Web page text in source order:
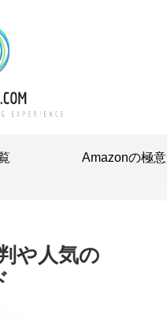
Amazonの極意
や人気の